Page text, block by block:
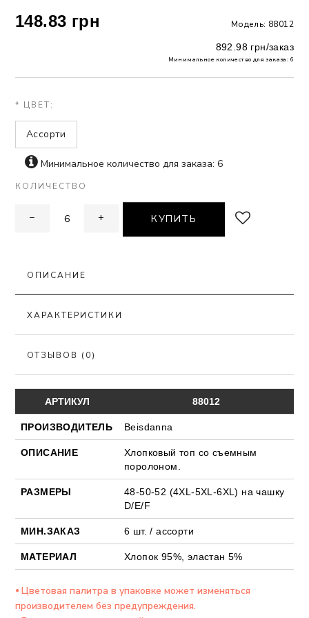
148.83 грн Модель: 88012
892.98 грн/заказ
Минимальное количество для заказа: 6
* ЦВЕТ:
Ассорти
Минимальное количество для заказа: 6
КОЛИЧЕСТВО
− + КУПИТЬ
ОПИСАНИЕ
ХАРАКТЕРИСТИКИ
ОТЗЫВОВ (0)
АРТИКУЛ 88012
ПРОИЗВОДИТЕЛЬ Beisdanna
ОПИСАНИЕ
Хлопковый топ со съемным
поролоном.
РАЗМЕРЫ
48-50-52 (4XL-5XL-6XL) на чашку
D/E/F
МИН.ЗАКАЗ 6 шт. / ассорти
МАТЕРИАЛ Хлопок 95%, эластан 5%
⦁ Цветовая палитра в упаковке может изменяться
производителем без предупреждения.